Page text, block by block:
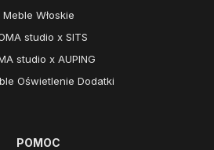
Meble Włoskie
studio x SITS
studio x AUPING
Oświetlenie Dodatki
POMOC